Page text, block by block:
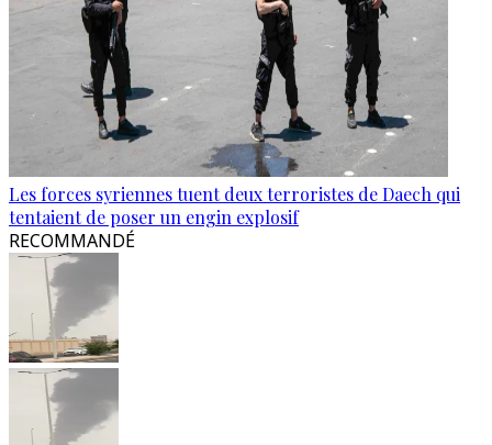
Les forces syriennes tuent deux terroristes de Daech qui
tentaient de poser un engin explosif
RECOMMANDÉ